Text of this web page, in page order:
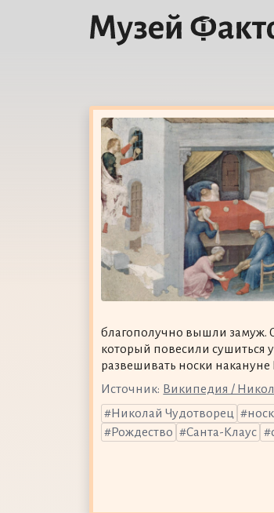
благополучно вышли замуж.
который повесили сушиться
развешивать носки
Источник: Википедия /
Николай Чудотворец
Рождество
Санта-Клаус